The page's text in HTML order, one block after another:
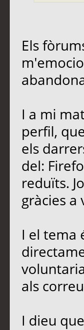
Els
I a mi
perfil,
els
del:
reduïts.
gràcies a
I el tema
als
I dieu